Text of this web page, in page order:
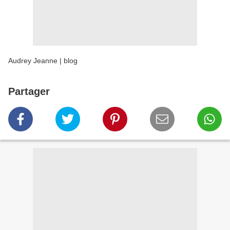
Audrey Jeanne | blog
Partager